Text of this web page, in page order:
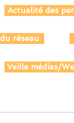
Actualité des
réseau
Veille médias/